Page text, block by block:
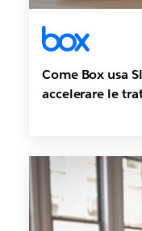
Come Box usa
accelerare le